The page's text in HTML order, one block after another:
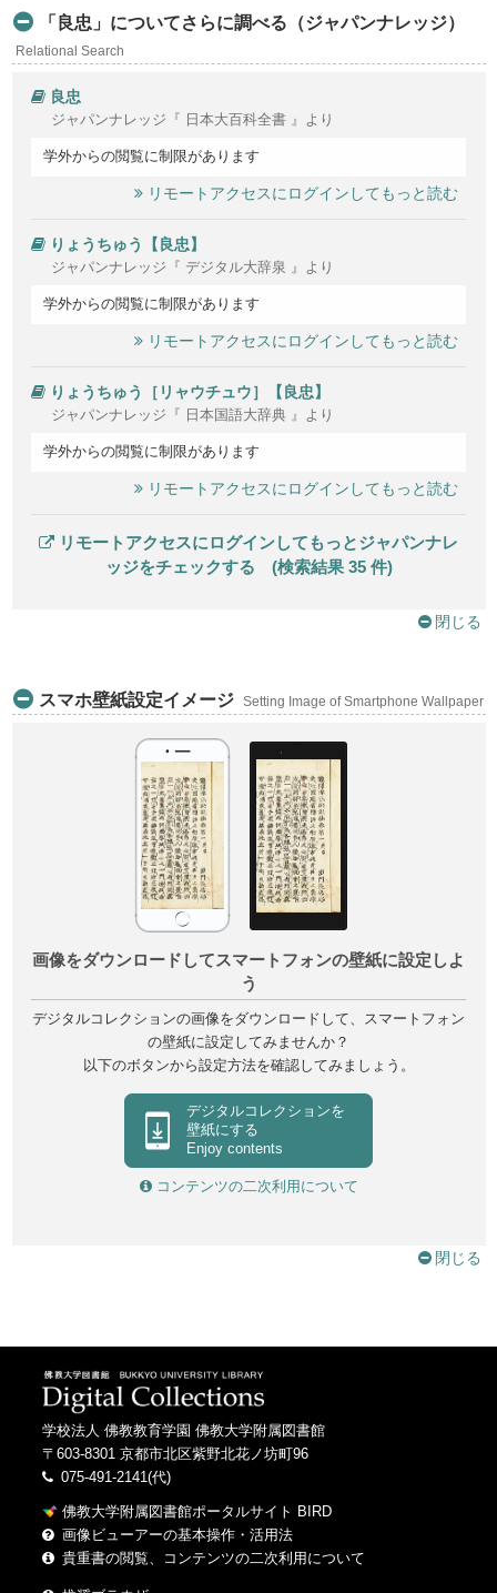
「良忠」についてさらに調べる（ジャパンナレッジ）
Relational Search
良忠
ジャパンナレッジ『 日本大百科全書 』より
学外からの閲覧に制限があります
リモートアクセスにログインしてもっと読む
りょうちゅう【良忠】
ジャパンナレッジ『 デジタル大辞泉 』より
学外からの閲覧に制限があります
リモートアクセスにログインしてもっと読む
りょうちゅう［リャウチュウ］【良忠】
ジャパンナレッジ『 日本国語大辞典 』より
学外からの閲覧に制限があります
リモートアクセスにログインしてもっと読む
リモートアクセスにログインしてもっとジャパンナレ
ッジをチェックする (検索結果 35 件)
閉じる
スマホ壁紙設定イメージ Setting Image of Smartphone Wallpaper
画像をダウンロードしてスマートフォンの壁紙に設定しよ
う
デジタルコレクションの画像をダウンロードして、スマートフォン
の壁紙に設定してみませんか？
以下のボタンから設定方法を確認してみましょう。
デジタルコレクションを
壁紙にする
Enjoy contents
コンテンツの二次利用について
閉じる
学校法人 佛教教育学園 佛教大学附属図書館
〒603-8301 京都市北区紫野北花ノ坊町96
075-491-2141(代)
佛教大学附属図書館ポータルサイト BIRD
画像ビューアーの基本操作・活用法
貴重書の閲覧、コンテンツの二次利用について